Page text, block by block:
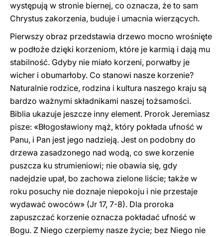
występują w stronie biernej, co oznacza, że to sam
Chrystus zakorzenia, buduje i umacnia wierzących.
Pierwszy obraz przedstawia drzewo mocno wrośnięte
w podłoże dzięki korzeniom, które je karmią i dają mu
stabilność. Gdyby nie miało korzeni, porwałby je
wicher i obumarłoby. Co stanowi nasze korzenie?
Naturalnie rodzice, rodzina i kultura naszego kraju są
bardzo ważnymi składnikami naszej tożsamości.
Biblia ukazuje jeszcze inny element. Prorok Jeremiasz
pisze: «Błogosławiony mąż, który pokłada ufność w
Panu, i Pan jest jego nadzieją. Jest on podobny do
drzewa zasadzonego nad wodą, co swe korzenie
puszcza ku strumieniowi; nie obawia się, gdy
nadejdzie upał, bo zachowa zielone liście; także w
roku posuchy nie doznaje niepokoju i nie przestaje
wydawać owoców» (Jr 17, 7-8). Dla proroka
zapuszczać korzenie oznacza pokładać ufność w
Bogu. Z Niego czerpiemy nasze życie; bez Niego nie